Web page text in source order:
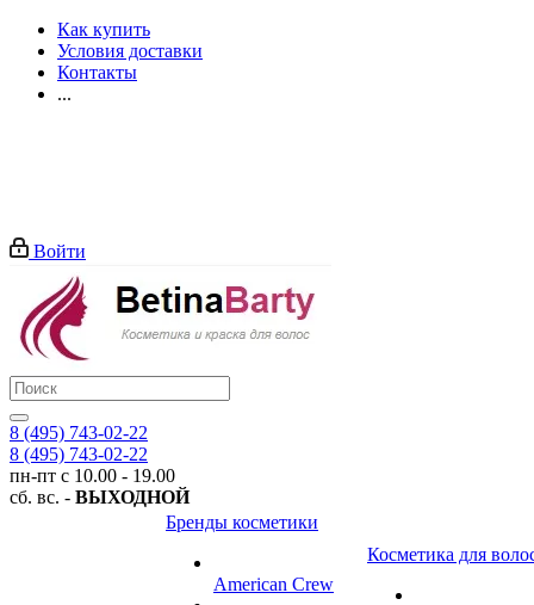
Как купить
Условия доставки
Контакты
...
Войти
8 (495) 743-02-22
8 (495) 743-02-22
пн-пт с 10.00 - 19.00
сб. вс. - ВЫХОДНОЙ
Бренды косметики
American Crew
Косметика для